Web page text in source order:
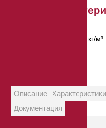
Краткие
1000 – 1400 кг/м³
Описание Характеристики
Документация